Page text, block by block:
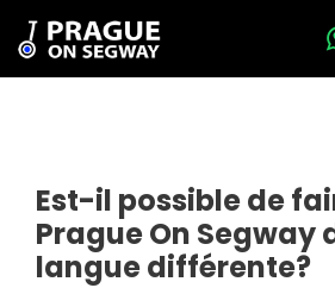
Est-il possible de
Prague On Segway
langue différente?